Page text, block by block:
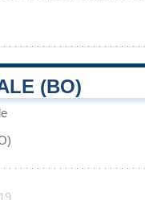
(BO)